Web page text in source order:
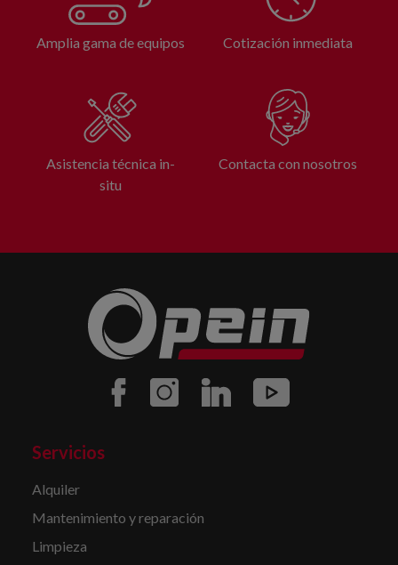
Amplia gama de equipos Cotización inmediata
Asistencia técnica in-
situ
Contacta con nosotros
Servicios
Alquiler
Mantenimiento y reparación
Limpieza